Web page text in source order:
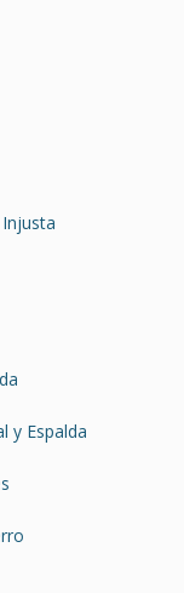
y Espalda